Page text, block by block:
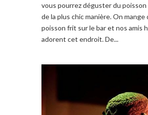
vous pourrez déguster du
de la plus chic manière. On mange
poisson frit sur le bar et nos amis
adorent cet endroit. De...